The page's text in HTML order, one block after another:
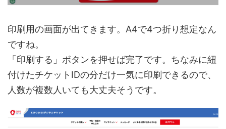
印刷用の画面が出てきます。A4で4つ折り想定なん
ですね。
「印刷する」ボタンを押せば完了です。ちなみに紐
付けたチケットIDの分だけ一気に印刷できるので、
人数が複数人いても大丈夫そうです。